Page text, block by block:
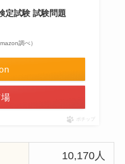
定試験 試験問題
調べ）
ポチップ
10,170人